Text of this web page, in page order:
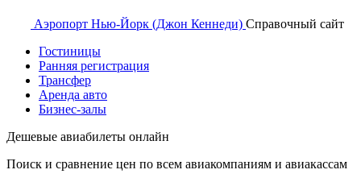
Аэропорт Нью-Йорк (Джон Кеннеди) Справочный сайт
Гостиницы
Ранняя регистрация
Трансфер
Аренда авто
Бизнес-залы
Дешевые авиабилеты онлайн
Поиск и сравнение цен по всем авиакомпаниям и авиакассам